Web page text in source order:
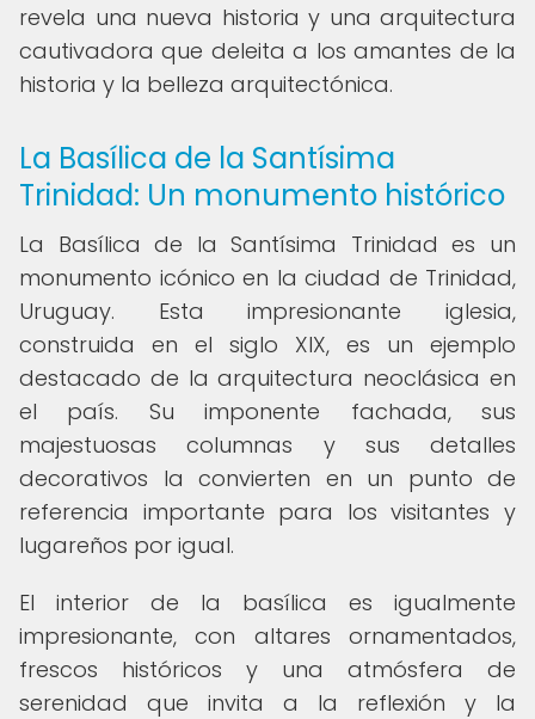
revela una nueva historia y una arquitectura
cautivadora que deleita a los amantes de la
historia y la belleza arquitectónica.
La Basílica de la Santísima
Trinidad: Un monumento histórico
La Basílica de la Santísima Trinidad es un
monumento icónico en la ciudad de Trinidad,
Uruguay. Esta impresionante iglesia,
construida en el siglo XIX, es un ejemplo
destacado de la arquitectura neoclásica en
el país. Su imponente fachada, sus
majestuosas columnas y sus detalles
decorativos la convierten en un punto de
referencia importante para los visitantes y
lugareños por igual.
El interior de la basílica es igualmente
impresionante, con altares ornamentados,
frescos históricos y una atmósfera de
serenidad que invita a la reflexión y la